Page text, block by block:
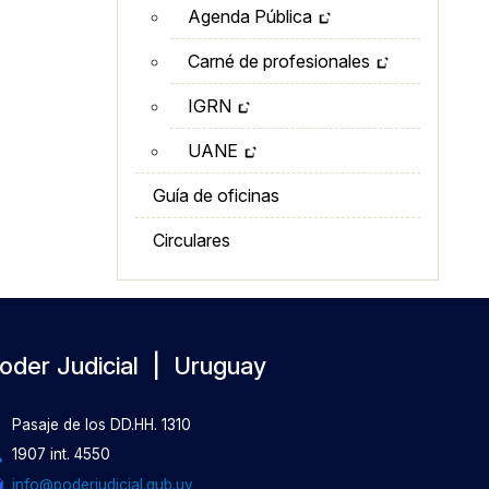
Agenda Pública
Carné de profesionales
IGRN
UANE
Guía de oficinas
Circulares
Judicial | Uruguay
Pasaje de los DD.HH. 1310
1907 int. 4550
info@poderjudicial.gub.uy